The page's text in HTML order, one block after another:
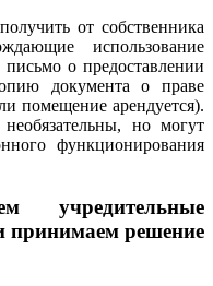
от собственника
использование
письмо о предоставлении
документа о праве
помещение арендуется).
но могут
функционирования
учредительные
принимаем решение